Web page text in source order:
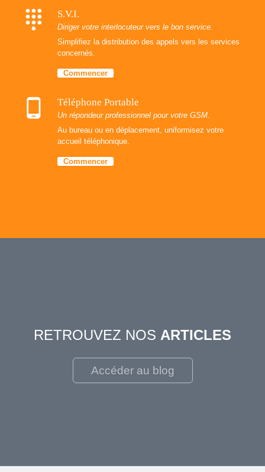
dialpad S.V.I.
Diriger votre interlocuteur vers le bon service.
Simplifiez la distribution des appels vers les services
concernés.
Commencer
phone_android Téléphone Portable
Un répondeur professionnel pour votre GSM.
Au bureau ou en déplacement, uniformisez votre
accueil téléphonique.
Commencer
RETROUVEZ NOS ARTICLES
Accéder au blog